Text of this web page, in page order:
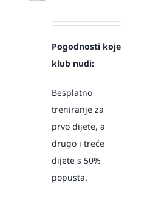
Pogodnosti koje
klub nudi:
Besplatno
treniranje za
prvo dijete, a
drugo i treće
dijete s 50%
popusta.